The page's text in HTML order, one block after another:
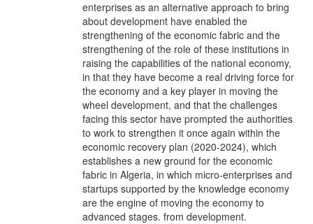
enterprises as an alternative approach to bring
about development have enabled the
strengthening of the economic fabric and the
strengthening of the role of these institutions in
raising the capabilities of the national economy,
in that they have become a real driving force for
the economy and a key player in moving the
wheel development, and that the challenges
facing this sector have prompted the authorities
to work to strengthen it once again within the
economic recovery plan (2020-2024), which
establishes a new ground for the economic
fabric in Algeria, in which micro-enterprises and
startups supported by the knowledge economy
are the engine of moving the economy to
advanced stages. from development.